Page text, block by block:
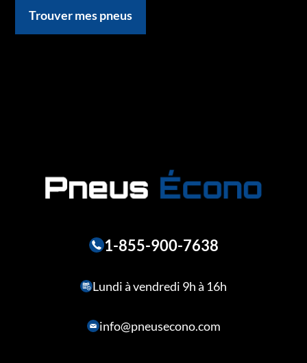
Trouver mes pneus
1-855-900-7638
Lundi à vendredi 9h à 16h
info@pneusecono.com